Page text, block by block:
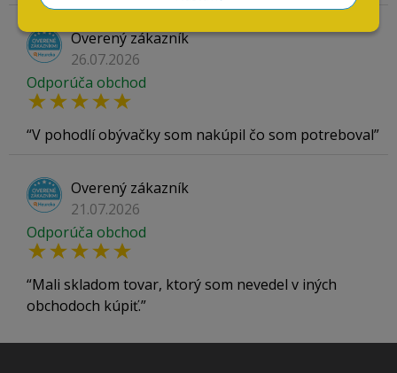
Overený zákazník
26.07.2026
Odporúča obchod
V pohodlí obývačky som nakúpil čo som potreboval
Overený zákazník
21.07.2026
Odporúča obchod
Mali skladom tovar, ktorý som nevedel v iných
obchodoch kúpiť.